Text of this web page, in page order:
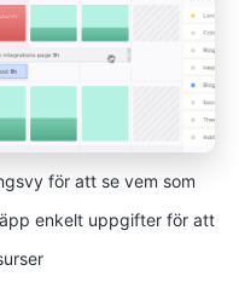
för att se vem som
enkelt uppgifter för att